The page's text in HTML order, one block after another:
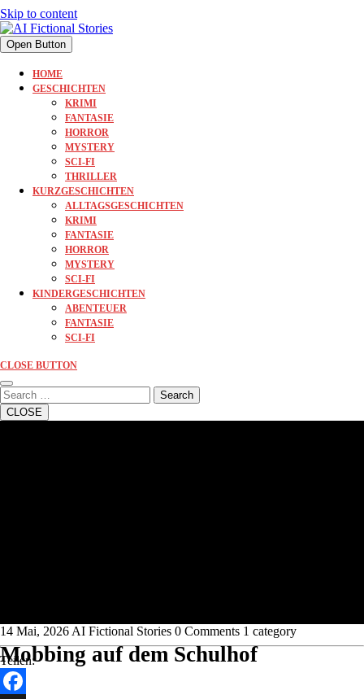
Skip to content
Open Button
HOME
GESCHICHTEN
KRIMI
FANTASIE
HORROR
MYSTERY
SCI-FI
THRILLER
KURZGESCHICHTEN
ALLTAGSGESCHICHTEN
KRIMI
FANTASIE
HORROR
MYSTERY
SCI-FI
KINDERGESCHICHTEN
ABENTEUER
FANTASIE
SCI-FI
CLOSE BUTTON
Search
CLOSE
Mobbing auf dem Schulhof
14 Mai, 2026 AI Fictional Stories 0 Comments 1 category
Teilen: